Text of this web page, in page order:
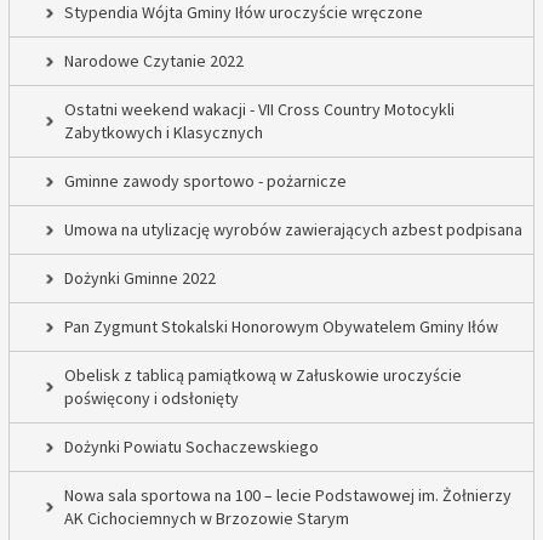
Stypendia Wójta Gminy Iłów uroczyście wręczone
Narodowe Czytanie 2022
Ostatni weekend wakacji - VII Cross Country Motocykli
Zabytkowych i Klasycznych
Gminne zawody sportowo - pożarnicze
Umowa na utylizację wyrobów zawierających azbest podpisana
Dożynki Gminne 2022
Pan Zygmunt Stokalski Honorowym Obywatelem Gminy Iłów
Obelisk z tablicą pamiątkową w Załuskowie uroczyście
poświęcony i odsłonięty
Dożynki Powiatu Sochaczewskiego
Nowa sala sportowa na 100 – lecie Podstawowej im. Żołnierzy
AK Cichociemnych w Brzozowie Starym